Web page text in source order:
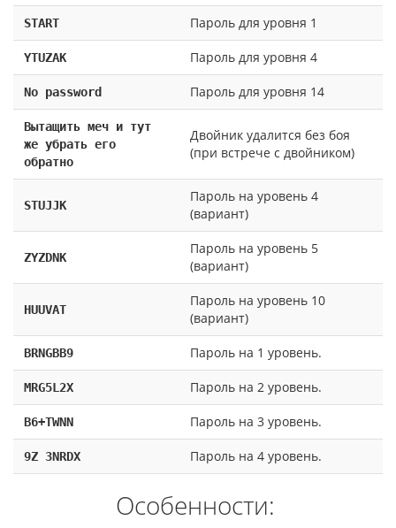
START Пароль для уровня 1
YTUZAK Пароль для уровня 4
No password Пароль для уровня 14
Вытащить меч и тут
же убрать его
обратно
Двойник удалится без боя
(при встрече с двойником)
STUJJK
Пароль на уровень 4
(вариант)
ZYZDNK
Пароль на уровень 5
(вариант)
HUUVAT
Пароль на уровень 10
(вариант)
BRNGBB9 Пароль на 1 уровень.
MRG5L2X Пароль на 2 уровень.
B6+TWNN Пароль на 3 уровень.
9Z 3NRDX Пароль на 4 уровень.
Особенности: